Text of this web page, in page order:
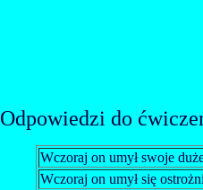
Odpowiedzi do
Wczoraj on umył swoje
Wczoraj on umył się